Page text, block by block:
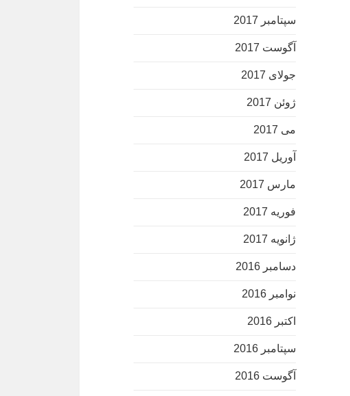
سپتامبر 2017
آگوست 2017
جولای 2017
ژوئن 2017
می 2017
آوریل 2017
مارس 2017
فوریه 2017
ژانویه 2017
دسامبر 2016
نوامبر 2016
اکتبر 2016
سپتامبر 2016
آگوست 2016